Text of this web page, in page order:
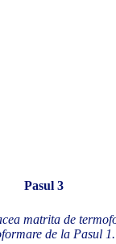
Pasul 3
matrita de
de la Pasul 1.